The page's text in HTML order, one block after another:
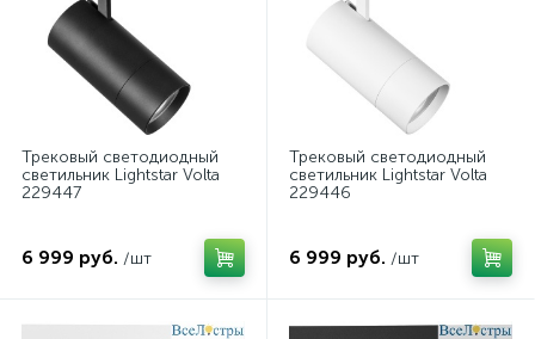
Трековый светодиодный
светильник Lightstar Volta
229447
6 999 руб. /шт
Трековый светодиодный
светильник Lightstar Volta
229446
6 999 руб. /шт